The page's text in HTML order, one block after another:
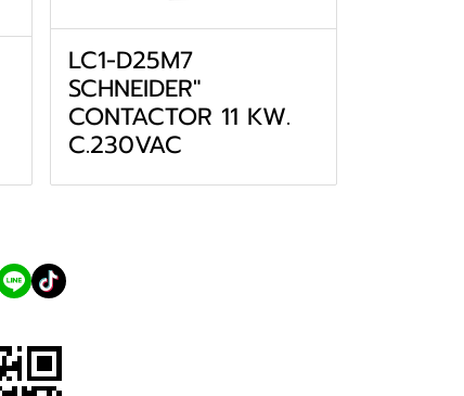
LC1-D25M7
SCHNEIDER"
CONTACTOR 11 KW.
C.230VAC